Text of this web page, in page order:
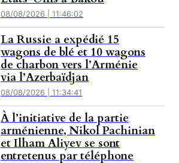
08/08/2026 | 11:46:02
La Russie a expédié 15
wagons de blé et 10 wagons
de charbon vers l’Arménie
via l’Azerbaïdjan
08/08/2026 | 11:34:41
À l’initiative de la partie
arménienne, Nikol Pachinian
et Ilham Aliyev se sont
entretenus par téléphone